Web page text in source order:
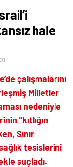
hale
çalışmalarını
Milletler
nedeniyle
“kıtlığın
Sınır
tesislerini
suçladı.